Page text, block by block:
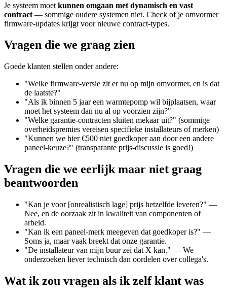
Je systeem moet kunnen omgaan met dynamisch en vast
contract — sommige oudere systemen niet. Check of je omvormer
firmware-updates krijgt voor nieuwe contract-types.
Vragen die we graag zien
Goede klanten stellen onder andere:
"Welke firmware-versie zit er nu op mijn omvormer, en is dat
de laatste?"
"Als ik binnen 5 jaar een warmtepomp wil bijplaatsen, waar
moet het systeem dan nu al op voorzien zijn?"
"Welke garantie-contracten sluiten mekaar uit?" (sommige
overheidspremies vereisen specifieke installateurs of merken)
"Kunnen we hier €500 niet goedkoper aan door een andere
paneel-keuze?" (transparante prijs-discussie is goed!)
Vragen die we eerlijk maar niet graag
beantwoorden
"Kan je voor [onrealistisch lage] prijs hetzelfde leveren?" —
Nee, en de oorzaak zit in kwaliteit van componenten of
arbeid.
"Kan ik een paneel-merk meegeven dat goedkoper is?" —
Soms ja, maar vaak breekt dat onze garantie.
"De installateur van mijn buur zei dat X kan." — We
onderzoeken liever technisch dan oordelen over collega's.
Wat ik zou vragen als ik zelf klant was